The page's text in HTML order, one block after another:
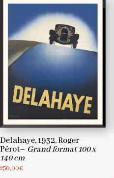
Delahaye, 1932, Roger
Pérot– Grand format 100 x
140 cm
250,00€